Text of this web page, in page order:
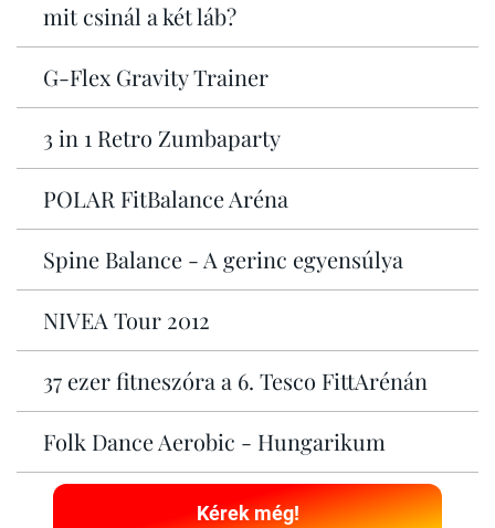
mit csinál a két láb?
G-Flex Gravity Trainer
3 in 1 Retro Zumbaparty
POLAR FitBalance Aréna
Spine Balance - A gerinc egyensúlya
NIVEA Tour 2012
37 ezer fitneszóra a 6. Tesco FittArénán
Folk Dance Aerobic - Hungarikum
Kérek még!